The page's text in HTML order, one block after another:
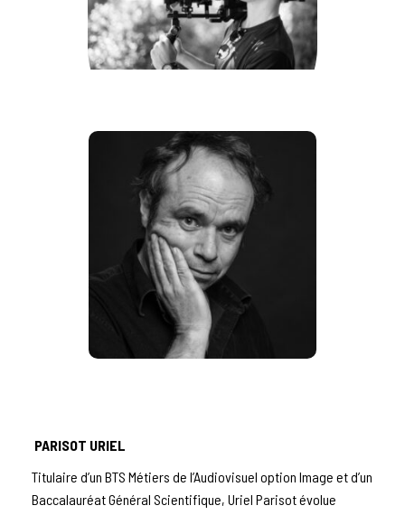
PARISOT URIEL
Titulaire d’un BTS Métiers de l’Audiovisuel option Image et d’un
Baccalauréat Général Scientifique, Uriel Parisot évolue